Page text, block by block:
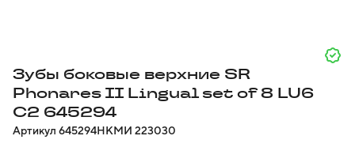
Зубы боковые верхние SR
Phonares II Lingual set of 8 LU6
C2 645294
Артикул 645294НКМИ 223030